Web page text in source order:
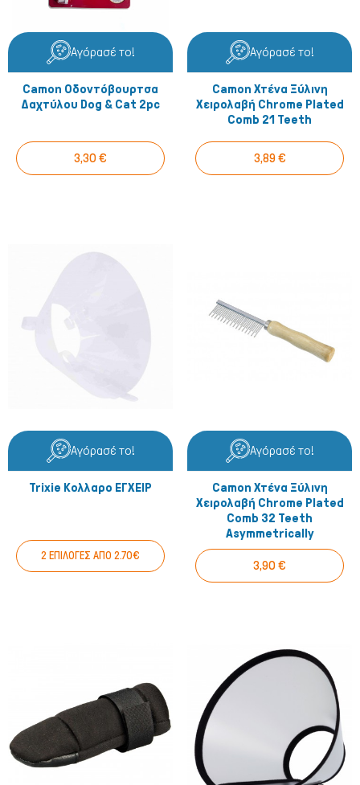
Μικρά ζώα
Αγόρασέ το!
Camon Οδοντόβουρτσα
Δαχτύλου Dog & Cat 2pc
3,30 €
Αγόρασέ το!
Camon Χτένα Ξύλινη
Χειρολαβή Chrome Plated
Comb 21 Teeth
3,89 €
Αγόρασέ το!
Trixie Κολλαρο ΕΓΧΕΙΡ
2 ΕΠΙΛΟΓΕΣ ΑΠΟ 2.70€
Αγόρασέ το!
Camon Χτένα Ξύλινη
Χειρολαβή Chrome Plated
Comb 32 Teeth
Asymmetrically
3,90 €